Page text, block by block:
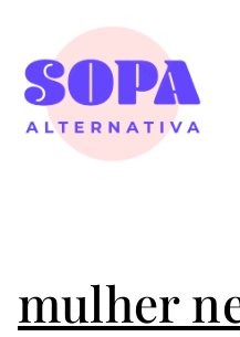
conteúdo
mulher